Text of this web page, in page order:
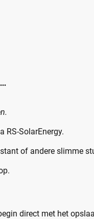
SolarEnergy.
of andere slimme
direct met het